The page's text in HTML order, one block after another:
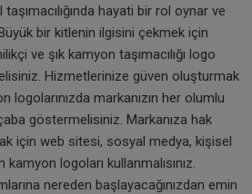
taşımacılığında hayati bir rol oynar ve
bir kitlenin ilgisini çekmek için
ve şık kamyon taşımacılığı logo
Hizmetlerinize güven oluşturmak
logolarınızda markanızın her olumlu
göstermelisiniz. Markanıza hak
için web sitesi, sosyal medya, kişisel
logoları kullanmalısınız.
nereden başlayacağınızdan emin